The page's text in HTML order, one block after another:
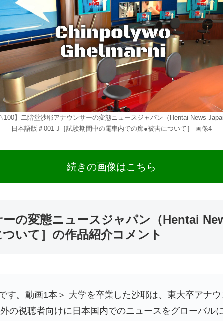
】二階堂沙耶アナウンサーの変態ニュースジャパン（Hentai News
日本語版＃001-J［試験期間中の電車内での痴●被害について］ 画像4
続きの画像はこちら
の変態ニュースジャパン（Hentai
いて］の作品紹介コメント
す。動画1本＞ 大学を卒業した沙耶は、東大卒アナ
の視聴者向けに日本国内でのニュースをグローバル